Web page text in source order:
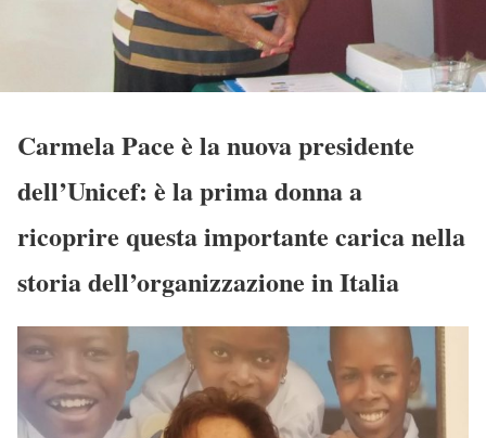
Carmela Pace è la nuova presidente
dell’Unicef: è la prima donna a
ricoprire questa importante carica nella
storia dell’organizzazione in Italia